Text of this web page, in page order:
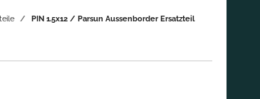
PIN 1.5x12 / Parsun Aussenborder Ersatzteil